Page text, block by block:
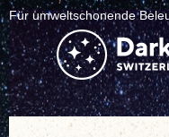
Für umweltschonende